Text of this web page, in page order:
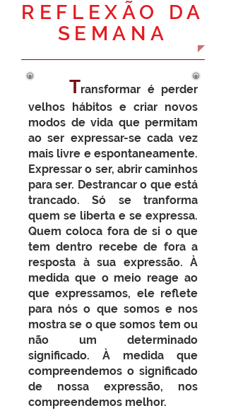
REFLEXÃO DA
SEMANA
Transformar é perder
velhos hábitos e criar novos
modos de vida que permitam
ao ser expressar-se cada vez
mais livre e espontaneamente.
Expressar o ser, abrir caminhos
para ser. Destrancar o que está
trancado. Só se tranforma
quem se liberta e se expressa.
Quem coloca fora de si o que
tem dentro recebe de fora a
resposta à sua expressão. À
medida que o meio reage ao
que expressamos, ele reflete
para nós o que somos e nos
mostra se o que somos tem ou
não um determinado
significado. À medida que
compreendemos o significado
de nossa expressão, nos
compreendemos melhor.